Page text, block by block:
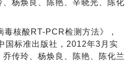
、杨焕良、陈艳、辛晓光、陈化
核酸RT-PCR检测方法》，
国标准出版社，2012年3月实
传玲、杨焕良、陈艳、陈化兰